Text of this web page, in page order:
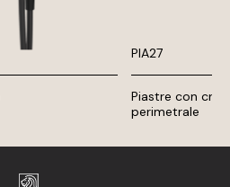
PIA27
Piastre con
perimetrale